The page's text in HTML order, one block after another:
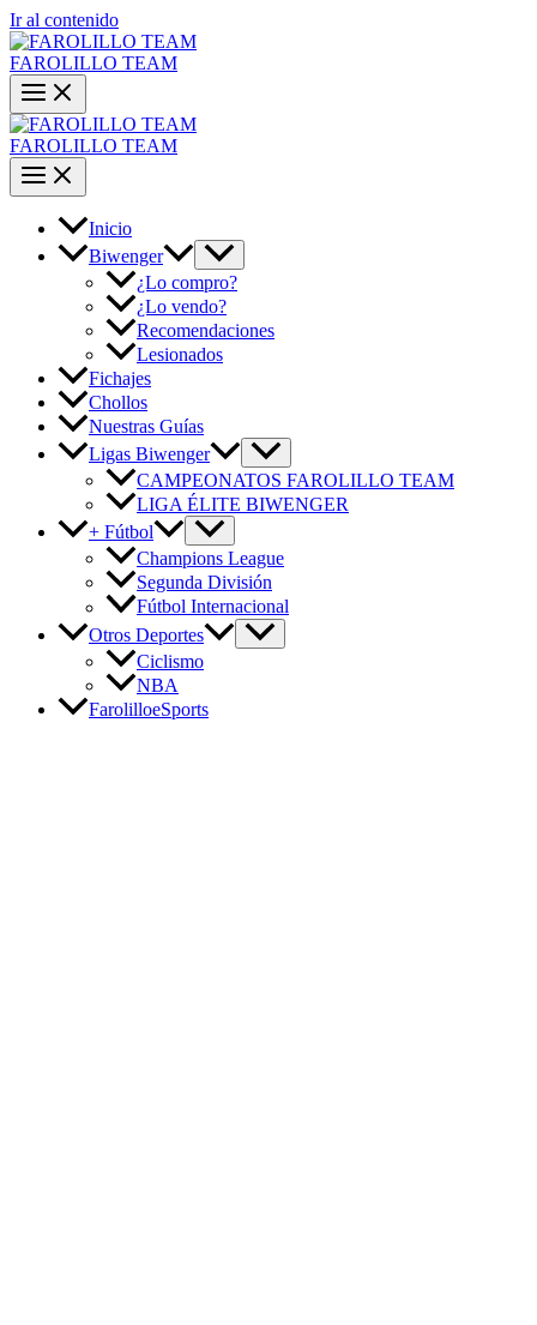
Ir al contenido
FAROLILLO TEAM
FAROLILLO TEAM
Inicio
Biwenger
¿Lo compro?
¿Lo vendo?
Recomendaciones
Lesionados
Fichajes
Chollos
Nuestras Guías
Ligas Biwenger
CAMPEONATOS FAROLILLO TEAM
LIGA ÉLITE BIWENGER
+ Fútbol
Champions League
Segunda División
Fútbol Internacional
Otros Deportes
Ciclismo
NBA
FarolilloeSports